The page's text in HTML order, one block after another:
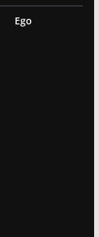
Ego